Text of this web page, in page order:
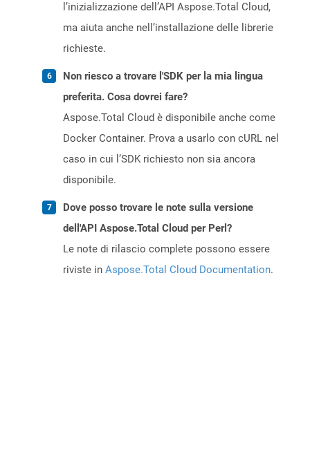
l’inizializzazione dell’API Aspose.Total Cloud,
ma aiuta anche nell’installazione delle librerie
richieste.
Non riesco a trovare l'SDK per la mia lingua
preferita. Cosa dovrei fare?
Aspose.Total Cloud è disponibile anche come
Docker Container. Prova a usarlo con cURL nel
caso in cui l’SDK richiesto non sia ancora
disponibile.
Dove posso trovare le note sulla versione
dell'API Aspose.Total Cloud per Perl?
Le note di rilascio complete possono essere
riviste in Aspose.Total Cloud Documentation.